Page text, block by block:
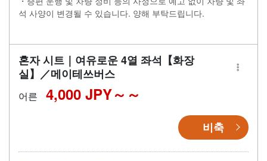
석 사양이 변경될 수 있습니다. 양해 부탁드립니다.
혼자 시트｜여유로운 4열 좌석【화장
실】／메이테쓰버스
어른 4,000 JPY～
비축